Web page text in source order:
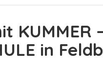
KUMMER
in